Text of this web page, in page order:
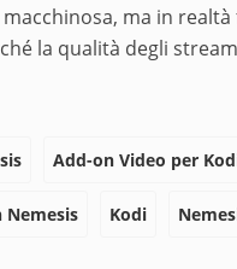
ma in
la qualità degli
Add-on Video per
Kodi